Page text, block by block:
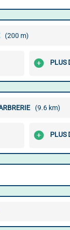
(200 m)
PLUS
(9.6 km)
PLUS